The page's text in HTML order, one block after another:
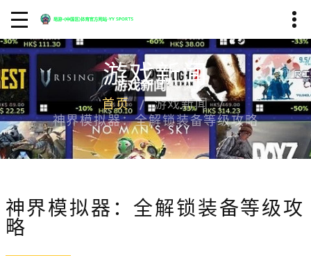
游戏新闻
首页
游戏新闻
神界模拟器：全解锁装备等级攻略
神界模拟器：全解锁装备等级攻
略